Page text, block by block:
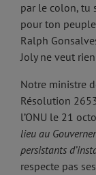
par le colon, tu
pour ton
Ralph
Joly ne veut
Notre ministre
Résolution
l’ONU le 21
lieu au
persistants
respecte pas